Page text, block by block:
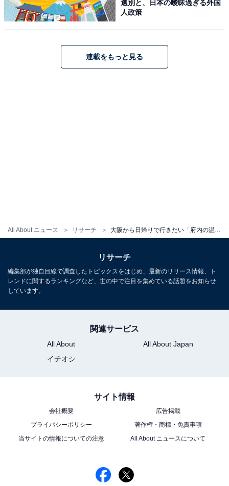
All About ニュース リサーチ
こちらもおすすめ
選別と、日本の曖昧過ぎる外国
人政策
連載をもっと見る
リサーチ
編集部が独自目線で調査したトピックスをはじめ、最新のリリース情報、ト
レンドに関するランキングなど、世の中で注目を集めている話題をお知らせ
しています。
関連サービス
All About
All About Japan
イチオシ
サイト情報
会社概要
広告掲載
プライバシーポリシー
著作権・商標・免責事項
当サイトの情報についての注意
All About ニュースについて